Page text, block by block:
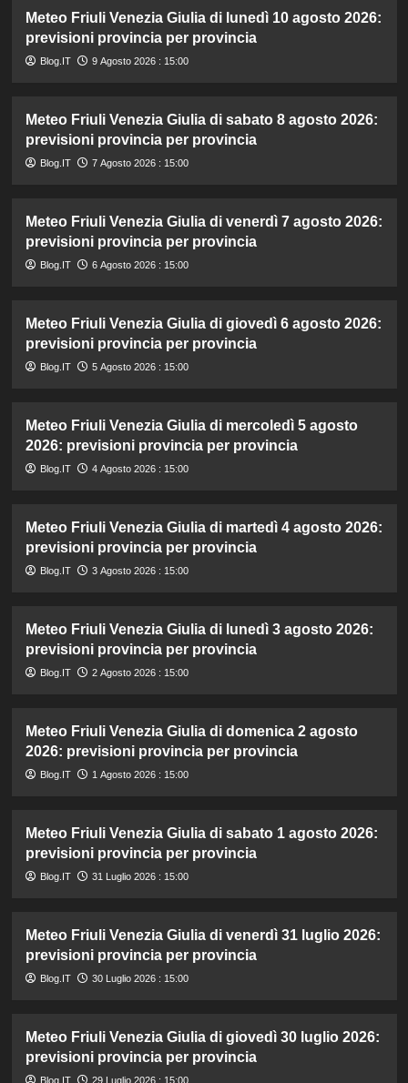
Meteo Friuli Venezia Giulia di lunedì 10 agosto 2026:
previsioni provincia per provincia
Blog.IT 9 Agosto 2026 : 15:00
Meteo Friuli Venezia Giulia di sabato 8 agosto 2026:
previsioni provincia per provincia
Blog.IT 7 Agosto 2026 : 15:00
Meteo Friuli Venezia Giulia di venerdì 7 agosto 2026:
previsioni provincia per provincia
Blog.IT 6 Agosto 2026 : 15:00
Meteo Friuli Venezia Giulia di giovedì 6 agosto 2026:
previsioni provincia per provincia
Blog.IT 5 Agosto 2026 : 15:00
Meteo Friuli Venezia Giulia di mercoledì 5 agosto
2026: previsioni provincia per provincia
Blog.IT 4 Agosto 2026 : 15:00
Meteo Friuli Venezia Giulia di martedì 4 agosto 2026:
previsioni provincia per provincia
Blog.IT 3 Agosto 2026 : 15:00
Meteo Friuli Venezia Giulia di lunedì 3 agosto 2026:
previsioni provincia per provincia
Blog.IT 2 Agosto 2026 : 15:00
Meteo Friuli Venezia Giulia di domenica 2 agosto
2026: previsioni provincia per provincia
Blog.IT 1 Agosto 2026 : 15:00
Meteo Friuli Venezia Giulia di sabato 1 agosto 2026:
previsioni provincia per provincia
Blog.IT 31 Luglio 2026 : 15:00
Meteo Friuli Venezia Giulia di venerdì 31 luglio 2026:
previsioni provincia per provincia
Blog.IT 30 Luglio 2026 : 15:00
Meteo Friuli Venezia Giulia di giovedì 30 luglio 2026:
previsioni provincia per provincia
Blog.IT 29 Luglio 2026 : 15:00